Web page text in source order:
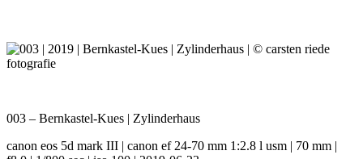
003 – Bernkastel-Kues | Zylinderhaus
canon eos 5d mark III | canon ef 24-70 mm 1:2.8 l usm | 70 mm |